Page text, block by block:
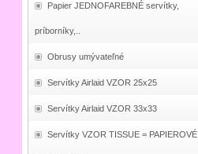
Papier JEDNOFAREBNÉ servítky,
príborníky,..
Obrusy umývateľné
Servítky Airlaid VZOR 25x25
Servítky Airlaid VZOR 33x33
Servítky VZOR TISSUE = PAPIEROVÉ